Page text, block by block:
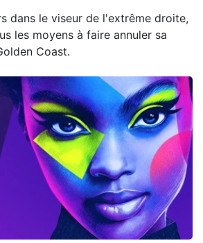
dans le viseur de l'extrême droite,
les moyens à faire annuler sa
Coast.